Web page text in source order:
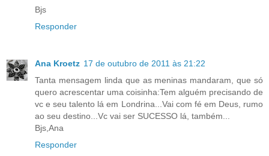
Bjs
Responder
Ana Kroetz 17 de outubro de 2011 às 21:22
Tanta mensagem linda que as meninas mandaram, que só
quero acrescentar uma coisinha:Tem alguém precisando de
vc e seu talento lá em Londrina...Vai com fé em Deus, rumo
ao seu destino...Vc vai ser SUCESSO lá, também...
Bjs,Ana
Responder